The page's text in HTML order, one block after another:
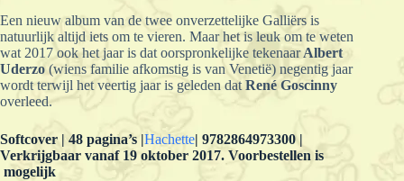
Een nieuw album van de twee onverzettelijke Galliërs is
natuurlijk altijd iets om te vieren. Maar het is leuk om te weten
wat 2017 ook het jaar is dat oorspronkelijke tekenaarAlbert
Uderzo (wiens familie afkomstig is van Venetië) negentig jaar
wordt terwijl het veertig jaar is geleden dat René Goscinny
overleed.
Softcover | 48 pagina’s |Hachette| 9782864973300 |
Verkrijgbaar vanaf 19 oktober 2017. Voorbestellen is
mogelijk